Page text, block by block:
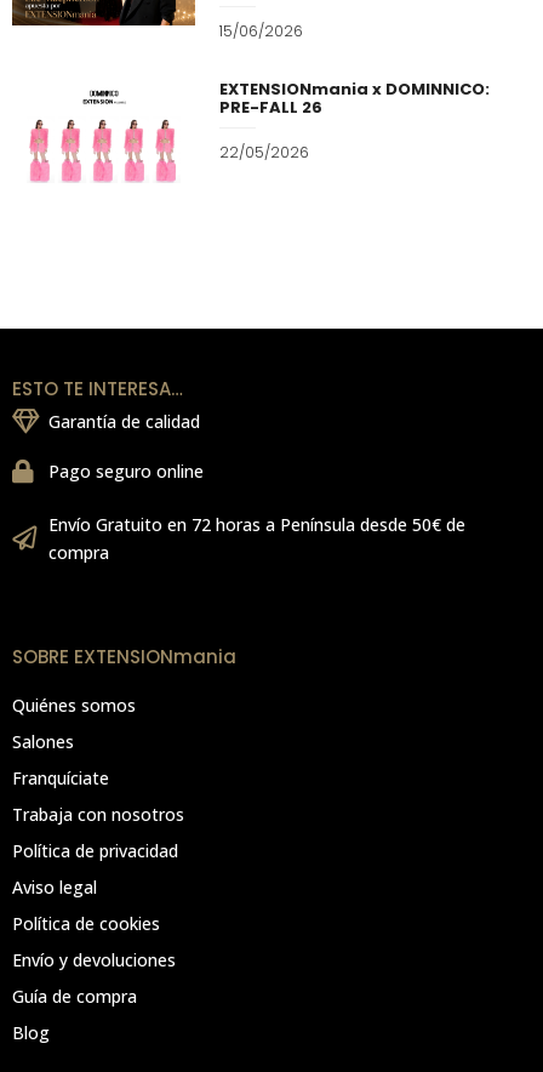
15/06/2026
EXTENSIONmania x DOMINNICO:
PRE-FALL 26
22/05/2026
ESTO TE INTERESA…
Garantía de calidad
Pago seguro online
Envío Gratuito en 72 horas a Península desde 50€ de
compra
SOBRE EXTENSIONmania
Quiénes somos
Salones
Franquíciate
Trabaja con nosotros
Política de privacidad
Aviso legal
Política de cookies
Envío y devoluciones
Guía de compra
Blog